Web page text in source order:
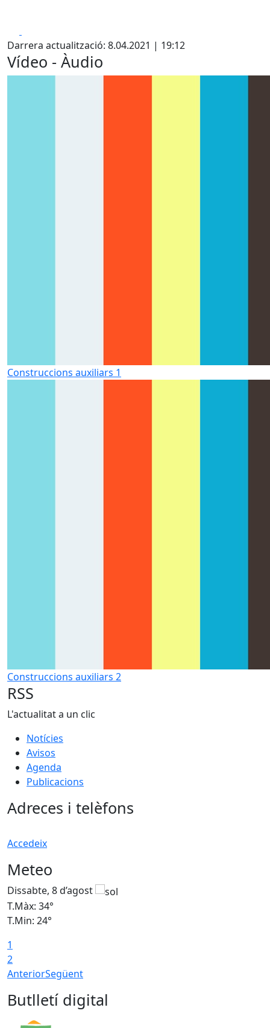
Darrera actualització: 8.04.2021 | 19:12
Vídeo - Àudio
Construccions auxiliars 1
Construccions auxiliars 2
RSS
L'actualitat a un clic
Notícies
Avisos
Agenda
Publicacions
Adreces i telèfons
Accedeix
Meteo
Dissabte, 8 d’agost
T.Màx: 34°
T.Min: 24°
1
2
AnteriorSegüent
Butlletí digital